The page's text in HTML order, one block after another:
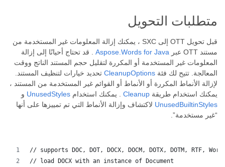
متطلبات التحويل
قبل تحويل OTT إلى SXC ، يمكنك إزالة المعلومات غير المستخدمة من
مستند OTT عبر
Aspose.Words for Java . قد تحتاج أحيانًا إلى إزالة
المعلومات غير المستخدمة أو المكررة لتقليل حجم المستند الناتج ووقت
المعالجة. تتيح لك فئة CleanupOptions تحديد خيارات لتنظيف المستند.
لإزالة الأنماط المكررة أو الأنماط أو القوائم غير المستخدمة من المستند ،
يمكنك استخدام طريقة Cleanup . يمكنك استخدام UnusedStyles و
UnusedBuiltinStyles لاكتشاف وإزالة الأنماط التي تم تمييزها على أنها
“غير مستخدمة”.
// supports DOC, DOT, DOCX, DOCM, DOTX, DOTM, RTF,
// load DOCX with an instance of Document